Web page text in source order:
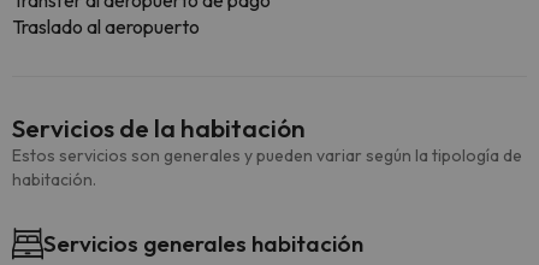
Traslado al aeropuerto
Servicios de la habitación
Estos servicios son generales y pueden variar según la tipología de
habitación.
Servicios generales habitación